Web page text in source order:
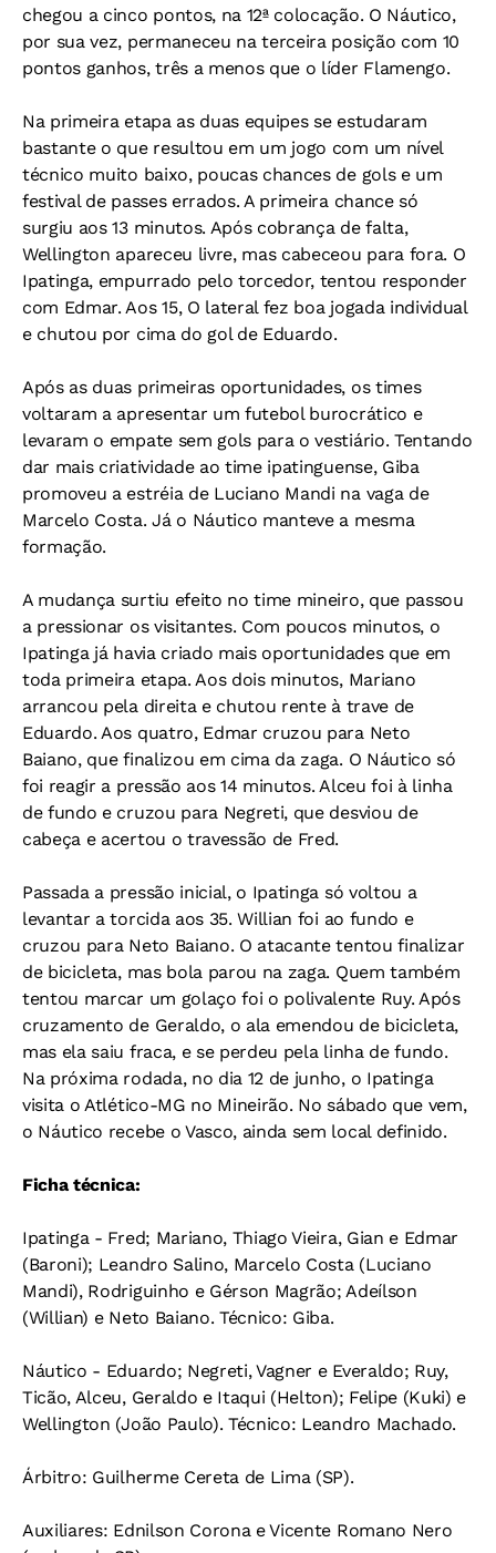
chegou a cinco pontos, na 12ª colocação. O Náutico,
por sua vez, permaneceu na terceira posição com 10
pontos ganhos, três a menos que o líder Flamengo.
Na primeira etapa as duas equipes se estudaram
bastante o que resultou em um jogo com um nível
técnico muito baixo, poucas chances de gols e um
festival de passes errados. A primeira chance só
surgiu aos 13 minutos. Após cobrança de falta,
Wellington apareceu livre, mas cabeceou para fora. O
Ipatinga, empurrado pelo torcedor, tentou responder
com Edmar. Aos 15, O lateral fez boa jogada individual
e chutou por cima do gol de Eduardo.
Após as duas primeiras oportunidades, os times
voltaram a apresentar um futebol burocrático e
levaram o empate sem gols para o vestiário. Tentando
dar mais criatividade ao time ipatinguense, Giba
promoveu a estréia de Luciano Mandi na vaga de
Marcelo Costa. Já o Náutico manteve a mesma
formação.
A mudança surtiu efeito no time mineiro, que passou
a pressionar os visitantes. Com poucos minutos, o
Ipatinga já havia criado mais oportunidades que em
toda primeira etapa. Aos dois minutos, Mariano
arrancou pela direita e chutou rente à trave de
Eduardo. Aos quatro, Edmar cruzou para Neto
Baiano, que finalizou em cima da zaga. O Náutico só
foi reagir a pressão aos 14 minutos. Alceu foi à linha
de fundo e cruzou para Negreti, que desviou de
cabeça e acertou o travessão de Fred.
Passada a pressão inicial, o Ipatinga só voltou a
levantar a torcida aos 35. Willian foi ao fundo e
cruzou para Neto Baiano. O atacante tentou finalizar
de bicicleta, mas bola parou na zaga. Quem também
tentou marcar um golaço foi o polivalente Ruy. Após
cruzamento de Geraldo, o ala emendou de bicicleta,
mas ela saiu fraca, e se perdeu pela linha de fundo.
Na próxima rodada, no dia 12 de junho, o Ipatinga
visita o Atlético-MG no Mineirão. No sábado que vem,
o Náutico recebe o Vasco, ainda sem local definido.
Ficha técnica:
Ipatinga - Fred; Mariano, Thiago Vieira, Gian e Edmar
(Baroni); Leandro Salino, Marcelo Costa (Luciano
Mandi), Rodriguinho e Gérson Magrão; Adeílson
(Willian) e Neto Baiano. Técnico: Giba.
Náutico - Eduardo; Negreti, Vagner e Everaldo; Ruy,
Ticão, Alceu, Geraldo e Itaqui (Helton); Felipe (Kuki) e
Wellington (João Paulo). Técnico: Leandro Machado.
Árbitro: Guilherme Cereta de Lima (SP).
Auxiliares: Ednilson Corona e Vicente Romano Nero